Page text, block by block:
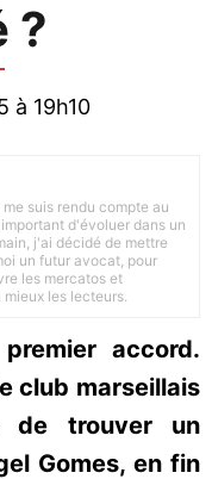
?
à 19h10
suis rendu compte au
d'évoluer dans un
j'ai décidé de mettre
un futur avocat, pour
les mercatos et
les lecteurs.
accord.
club marseillais
de trouver un
Gomes, en fin